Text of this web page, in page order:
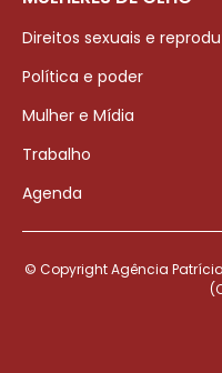
Direitos sexuais e
Política e poder
Mulher e Mídia
Trabalho
Agenda
© Copyright Agência